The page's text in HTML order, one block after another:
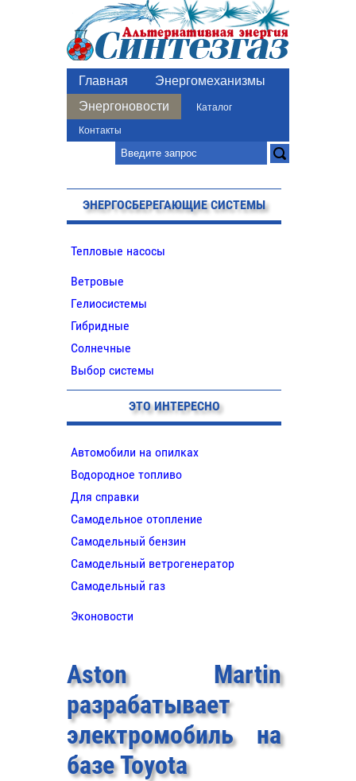
Главная
Энергомеханизмы
Энергоновости
Каталог
Контакты
ЭНЕРГОСБЕРЕГАЮЩИЕ СИСТЕМЫ
Тепловые насосы
Ветровые
Гелиосистемы
Гибридные
Солнечные
Выбор системы
ЭТО ИНТЕРЕСНО
Автомобили на опилках
Водородное топливо
Для справки
Самодельное отопление
Самодельный бензин
Самодельный ветрогенератор
Самодельный газ
Эконовости
Aston Martin
разрабатывает
электромобиль на
базе Toyota